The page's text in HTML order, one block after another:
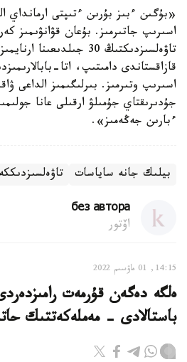
«بۇگىن ءبىز بۇرىن ءتىپتى ارمانداي
اسىرىپ جاتىرمىز. بۇعان قۋانۋىمىز
تاۋەلسىزدىكتىڭ 30
قازاقستاندى دامىتىپ، اتا-
اسىرىپ وتىرمىز. بىرلىگىمىز الداعى
جۇدىرىقتاي جۇمىلۋ ارقىلى عانا
ءبارىن جەڭەمىز».
بيلىك جانە ساياسات تاۋەلسىزدىككە 30 جىل
без автора
اۆتور
14:15, 01 ماۋسىم 2022
ەلگە دەگەن قۇرمەت
باستالادى - مەملەكەتتىك